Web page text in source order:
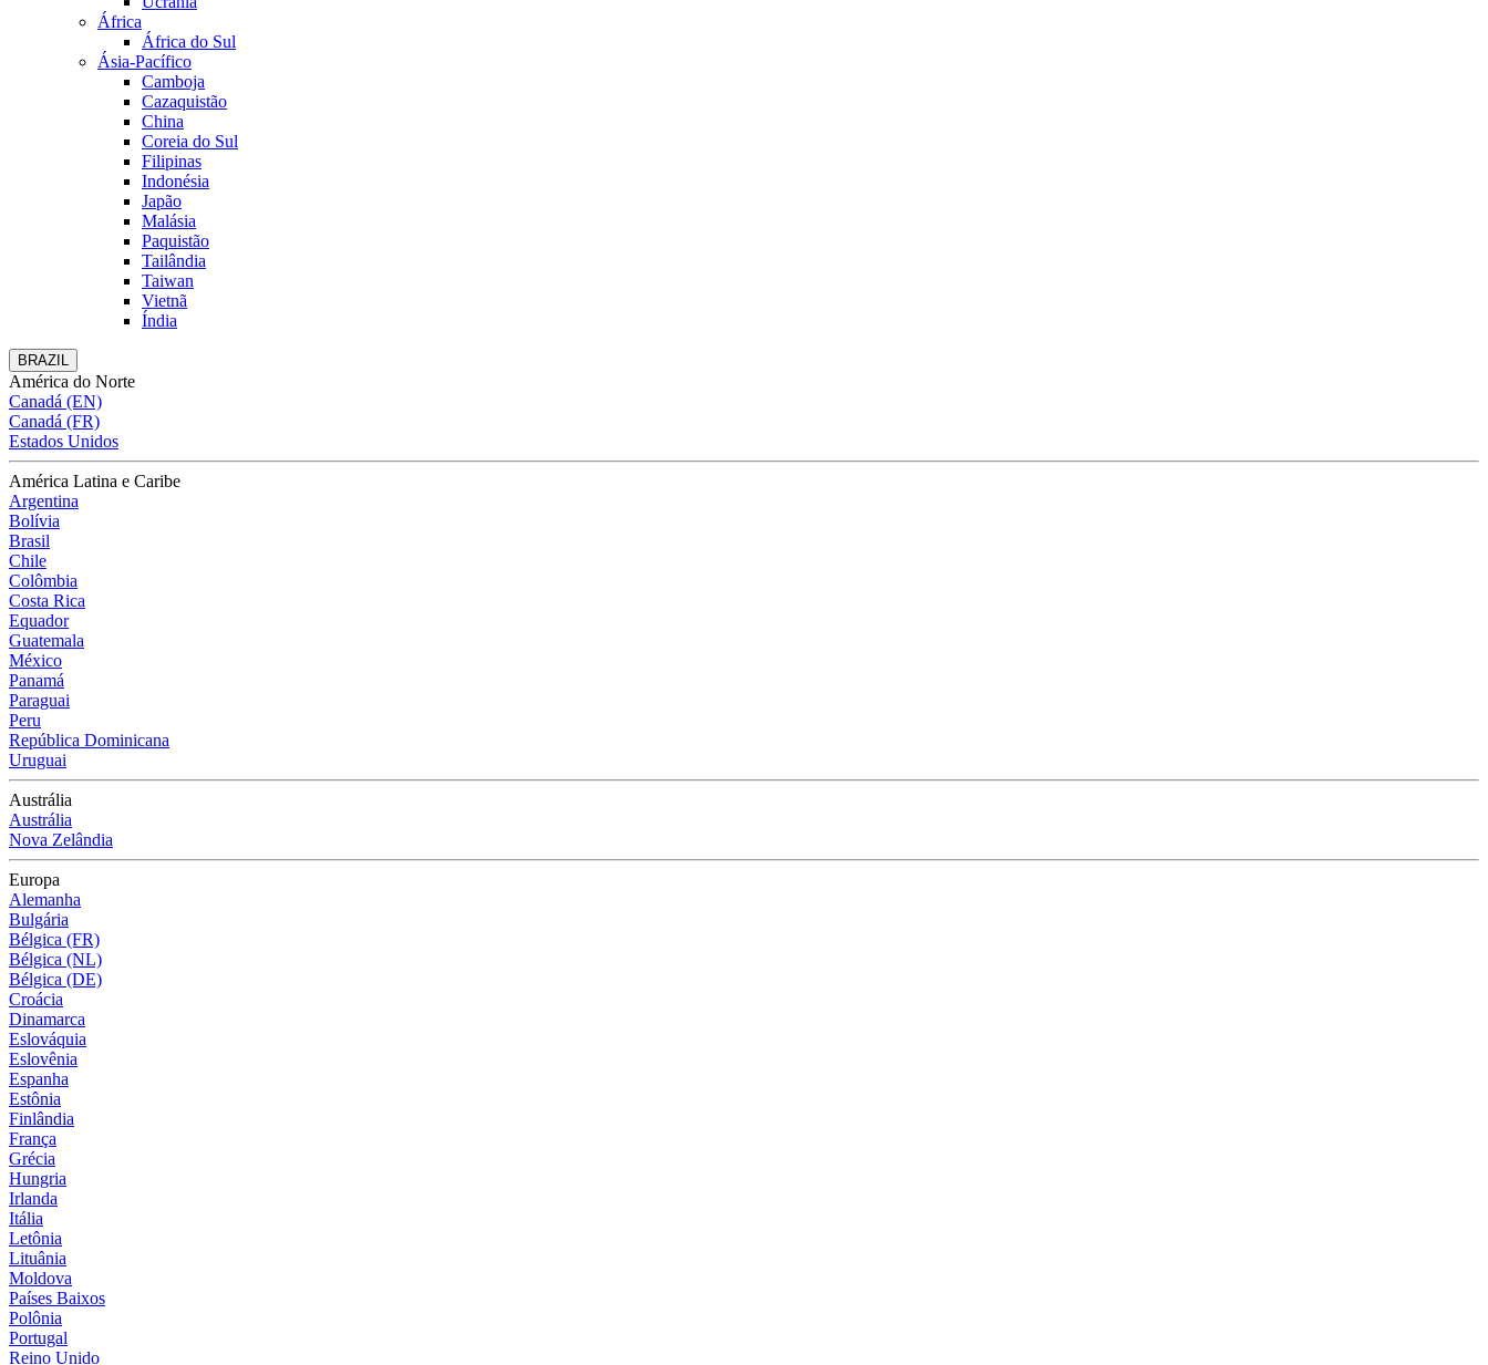
África
África do Sul
Ásia-Pacífico
Camboja
Cazaquistão
China
Coreia do Sul
Filipinas
Indonésia
Japão
Malásia
Paquistão
Tailândia
Taiwan
Vietnã
Índia
BRAZIL
América do Norte
Canadá (EN)
Canadá (FR)
Estados Unidos
América Latina e Caribe
Argentina
Bolívia
Brasil
Chile
Colômbia
Costa Rica
Equador
Guatemala
México
Panamá
Paraguai
Peru
República Dominicana
Uruguai
Austrália
Austrália
Nova Zelândia
Europa
Alemanha
Bulgária
Bélgica (FR)
Bélgica (NL)
Bélgica (DE)
Croácia
Dinamarca
Eslováquia
Eslovênia
Espanha
Estônia
Finlândia
França
Grécia
Hungria
Irlanda
Itália
Letônia
Lituânia
Moldova
Países Baixos
Polônia
Portugal
Reino Unido